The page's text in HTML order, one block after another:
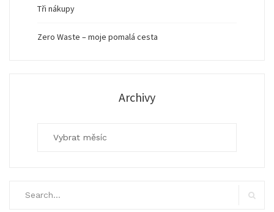
Tři nákupy
Zero Waste – moje pomalá cesta
Archivy